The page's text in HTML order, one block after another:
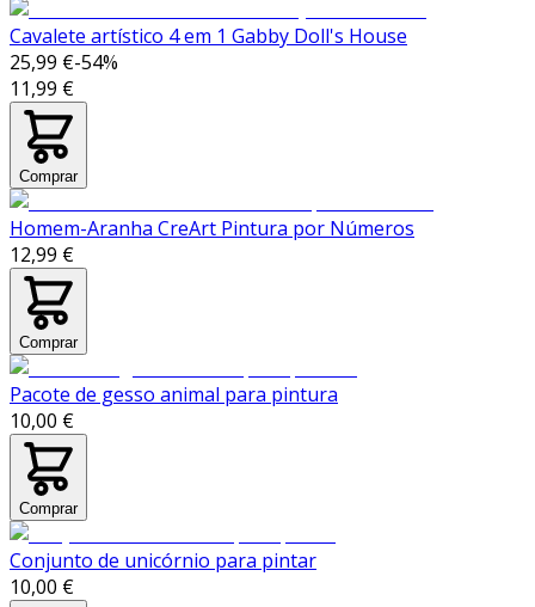
Cavalete artístico 4 em 1 Gabby Doll's House
25,99 €-54%
11,99 €
Comprar
Homem-Aranha CreArt Pintura por Números
12,99 €
Comprar
Pacote de gesso animal para pintura
10,00 €
Comprar
Conjunto de unicórnio para pintar
10,00 €